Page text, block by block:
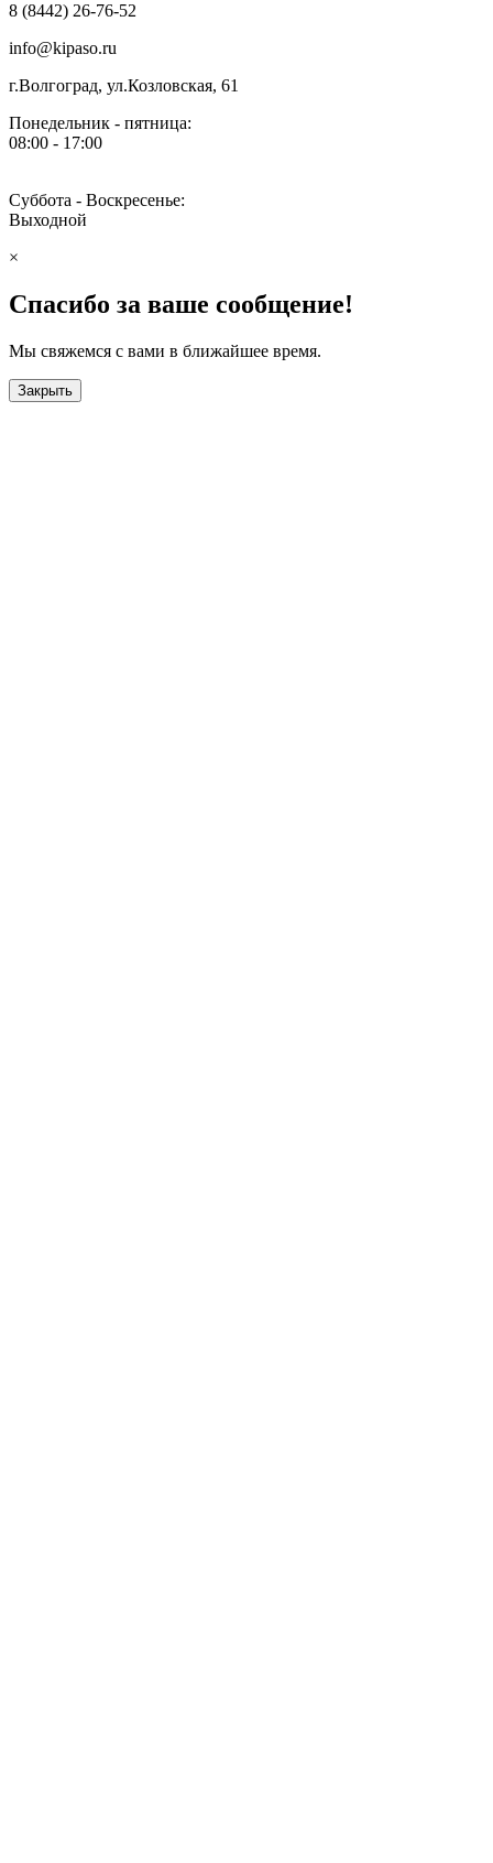
8 (8442) 26-76-52
info@kipaso.ru
г.Волгоград, ул.Козловская, 61
Понедельник - пятница:
08:00 - 17:00
Суббота - Воскресенье:
Выходной
×
Спасибо за ваше сообщение!
Мы свяжемся с вами в ближайшее время.
Закрыть